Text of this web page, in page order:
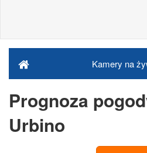
Kamery na
Prognoza
Urbino